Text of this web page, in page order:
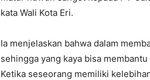
kata Wali Kota Eri.
Ia menjelaskan bahwa dalam
sehingga yang kaya bisa
Ketika seseorang memiliki